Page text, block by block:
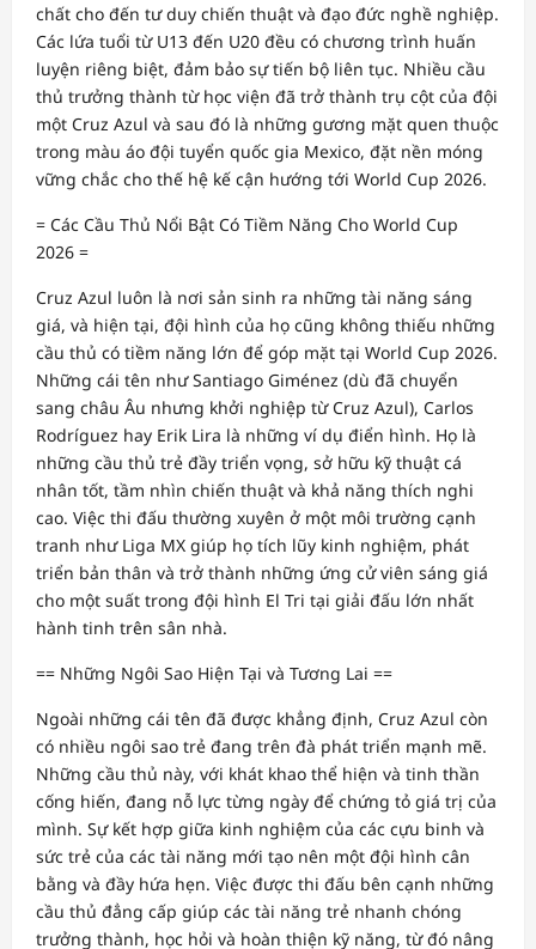
chất cho đến tư duy chiến thuật và đạo đức nghề nghiệp.
Các lứa tuổi từ U13 đến U20 đều có chương trình huấn
luyện riêng biệt, đảm bảo sự tiến bộ liên tục. Nhiều cầu
thủ trưởng thành từ học viện đã trở thành trụ cột của đội
một Cruz Azul và sau đó là những gương mặt quen thuộc
trong màu áo đội tuyển quốc gia Mexico, đặt nền móng
vững chắc cho thế hệ kế cận hướng tới World Cup 2026.
= Các Cầu Thủ Nổi Bật Có Tiềm Năng Cho World Cup
2026 =
Cruz Azul luôn là nơi sản sinh ra những tài năng sáng
giá, và hiện tại, đội hình của họ cũng không thiếu những
cầu thủ có tiềm năng lớn để góp mặt tại World Cup 2026.
Những cái tên như Santiago Giménez (dù đã chuyển
sang châu Âu nhưng khởi nghiệp từ Cruz Azul), Carlos
Rodríguez hay Erik Lira là những ví dụ điển hình. Họ là
những cầu thủ trẻ đầy triển vọng, sở hữu kỹ thuật cá
nhân tốt, tầm nhìn chiến thuật và khả năng thích nghi
cao. Việc thi đấu thường xuyên ở một môi trường cạnh
tranh như Liga MX giúp họ tích lũy kinh nghiệm, phát
triển bản thân và trở thành những ứng cử viên sáng giá
cho một suất trong đội hình El Tri tại giải đấu lớn nhất
hành tinh trên sân nhà.
== Những Ngôi Sao Hiện Tại và Tương Lai ==
Ngoài những cái tên đã được khẳng định, Cruz Azul còn
có nhiều ngôi sao trẻ đang trên đà phát triển mạnh mẽ.
Những cầu thủ này, với khát khao thể hiện và tinh thần
cống hiến, đang nỗ lực từng ngày để chứng tỏ giá trị của
mình. Sự kết hợp giữa kinh nghiệm của các cựu binh và
sức trẻ của các tài năng mới tạo nên một đội hình cân
bằng và đầy hứa hẹn. Việc được thi đấu bên cạnh những
cầu thủ đẳng cấp giúp các tài năng trẻ nhanh chóng
trưởng thành, học hỏi và hoàn thiện kỹ năng, từ đó nâng